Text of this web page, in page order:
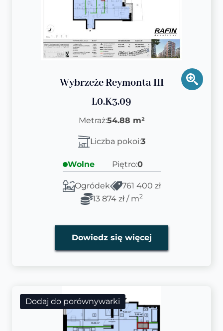
Wybrzeże Reymonta III
L0.K3.09
Metraż:54.88 m²
Liczba pokoi:3
Wolne Piętro:0
Ogródek
761 400 zł
13 874 zł / m2
Dowiedz się więcej
Dodaj do porównywarki